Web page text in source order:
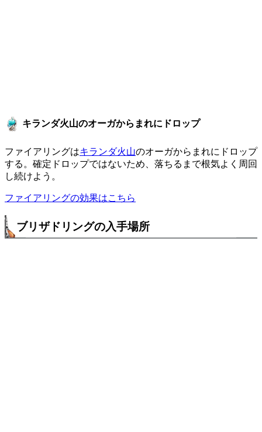
キランダ火山のオーガからまれにドロップ
ファイアリングはキランダ火山のオーガからまれにドロップ
する。確定ドロップではないため、落ちるまで根気よく周回
し続けよう。
ファイアリングの効果はこちら
ブリザドリングの入手場所